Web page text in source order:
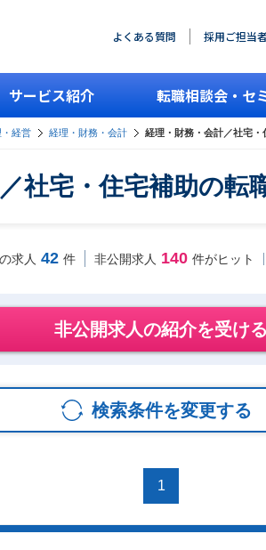
よくある質問 採用ご担当
サービス紹介 転職相談会・セ
経営 経理・財務・会計 経理・財務・会計／社宅
社宅・住宅補助の転
求人 42 件 非公開求人 140 件がヒット
非公開求人の紹介を受ける
検索条件を変更する
1